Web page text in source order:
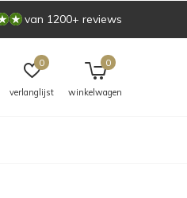
verlanglijst
0
winkelwagen
0
van 1200+ reviews